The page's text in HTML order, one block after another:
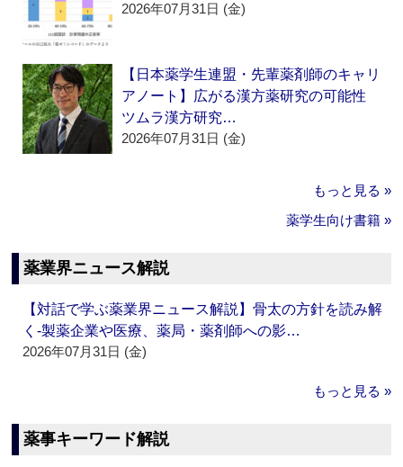
2026年07月31日 (金)
【日本薬学生連盟・先輩薬剤師のキャリ
アノート】広がる漢方薬研究の可能性
ツムラ漢方研究…
2026年07月31日 (金)
もっと見る »
薬学生向け書籍 »
薬業界ニュース解説
【対話で学ぶ薬業界ニュース解説】骨太の方針を読み解
く‐製薬企業や医療、薬局・薬剤師への影…
2026年07月31日 (金)
もっと見る »
薬事キーワード解説